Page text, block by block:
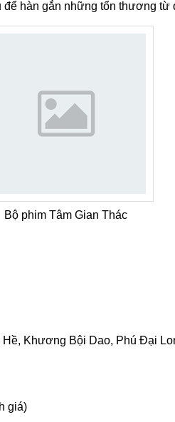
hàn gắn những tổn thương từ
Bộ phim Tâm Gian Thác
Khương Bội Dao, Phú Đại
giá)